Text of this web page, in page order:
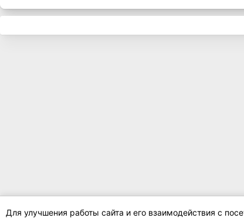
Для улучшения работы сайта и его взаимодействия с